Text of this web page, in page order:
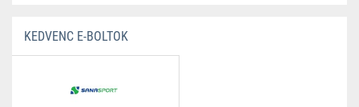
KEDVENC E-BOLTOK